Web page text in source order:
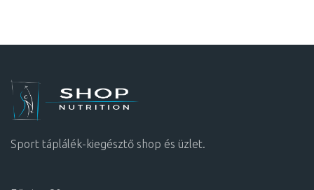
Sport táplálék-kiegésztő shop és üzlet.